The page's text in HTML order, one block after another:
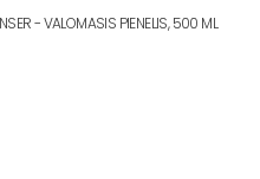
- VALOMASIS PIENELIS, 500 ML